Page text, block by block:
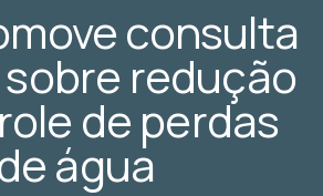
consulta
redução
de perdas
água